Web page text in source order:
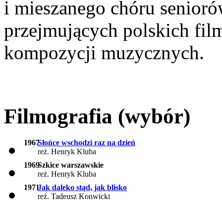
i mieszanego chóru
przejmujących polskich
kompozycji muzycznych.
Filmografia (wybór)
1967Słońce wschodzi raz na dzień
reż. Henryk Kluba
1969Szkice warszawskie
reż. Henryk Kluba
1971Jak daleko stąd, jak blisko
reż. Tadeusz Konwicki